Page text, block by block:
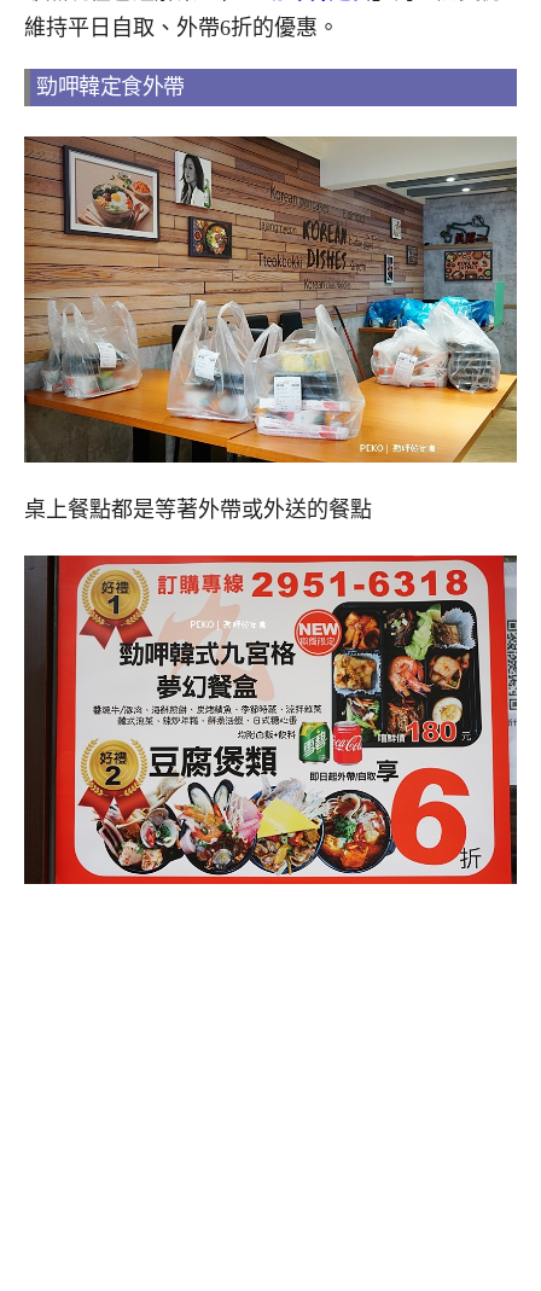
維持平日自取、外帶6折的優惠。
勁呷韓定食外帶
桌上餐點都是等著外帶或外送的餐點